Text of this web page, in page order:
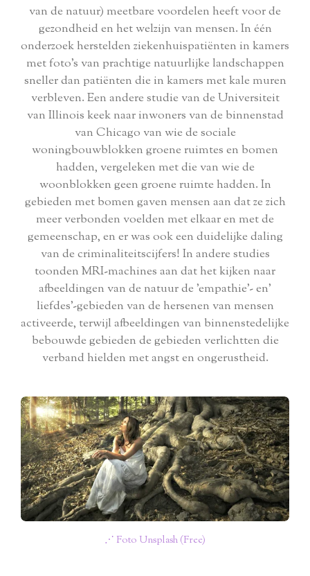
van de natuur) meetbare voordelen heeft voor de
gezondheid en het welzijn van mensen. In één
onderzoek herstelden ziekenhuispatiënten in kamers
met foto's van prachtige natuurlijke landschappen
sneller dan patiënten die in kamers met kale muren
verbleven. Een andere studie van de Universiteit
van Illinois keek naar inwoners van de binnenstad
van Chicago van wie de sociale
woningbouwblokken groene ruimtes en bomen
hadden, vergeleken met die van wie de
woonblokken geen groene ruimte hadden. In
gebieden met bomen gaven mensen aan dat ze zich
meer verbonden voelden met elkaar en met de
gemeenschap, en er was ook een duidelijke daling
van de criminaliteitscijfers! In andere studies
toonden MRI-machines aan dat het kijken naar
afbeeldingen van de natuur de 'empathie'- en'
liefdes'-gebieden van de hersenen van mensen
activeerde, terwijl afbeeldingen van binnenstedelijke
bebouwde gebieden de gebieden verlichtten die
verband hielden met angst en ongerustheid.
⋰ Foto Unsplash (Free)